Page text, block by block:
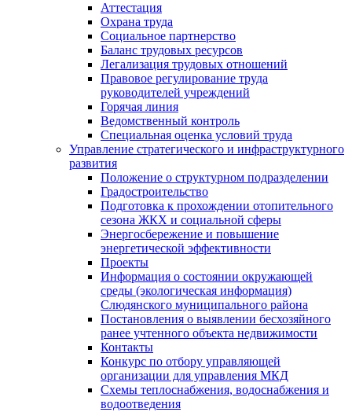
Аттестация
Охрана труда
Социальное партнерство
Баланс трудовых ресурсов
Легализация трудовых отношений
Правовое регулирование труда
руководителей учреждений
Горячая линия
Ведомственный контроль
Специальная оценка условий труда
Управление стратегического и инфраструктурного
развития
Положение о структурном подразделении
Градостроительство
Подготовка к прохождении отопительного
сезона ЖКХ и социальной сферы
Энергосбережение и повышение
энергетической эффективности
Проекты
Информация о состоянии окружающей
среды (экологическая информация)
Слюдянского муниципального района
Постановления о выявлении бесхозяйного
ранее учтенного объекта недвижимости
Контакты
Конкурс по отбору управляющей
организации для управления МКД
Схемы теплоснабжения, водоснабжения и
водоотведения